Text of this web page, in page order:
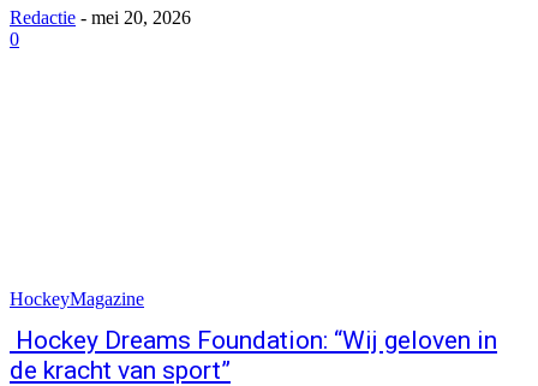
Redactie - mei 20, 2026
0
HockeyMagazine
Hockey Dreams Foundation: “Wij geloven in
de kracht van sport”